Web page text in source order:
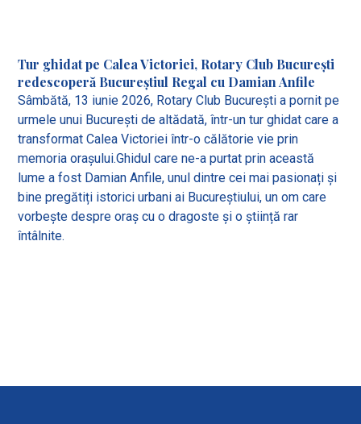
Tur ghidat pe Calea Victoriei, Rotary Club București
redescoperă Bucureștiul Regal cu Damian Anfile
Sâmbătă, 13 iunie 2026, Rotary Club București a pornit pe
urmele unui București de altădată, într-un tur ghidat care a
transformat Calea Victoriei într-o călătorie vie prin
memoria orașului.Ghidul care ne-a purtat prin această
lume a fost Damian Anfile, unul dintre cei mai pasionați și
bine pregătiți istorici urbani ai Bucureștiului, un om care
vorbește despre oraș cu o dragoste și o știință rar
întâlnite.